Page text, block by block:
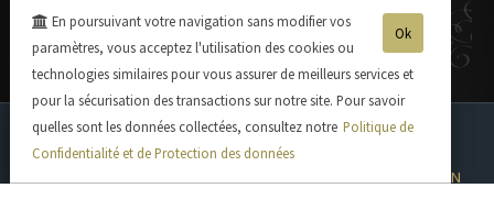
BRUT MILLESIME 2019 GRANDE RESERVE BRUT
BRUT SELECTION
Ok
En poursuivant votre navigation sans modifier vos
paramètres, vous acceptez l'utilisation des cookies ou
technologies similaires pour vous assurer de meilleurs services et
pour la sécurisation des transactions sur notre site. Pour savoir
quelles sont les données collectées, consultez notre Politique de
Confidentialité et de Protection des données